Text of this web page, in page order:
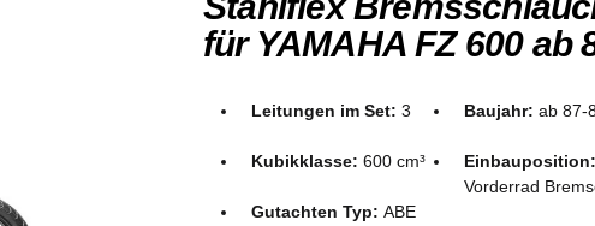
für YAMAHA FZ 600 ab
Leitungen im Set: 3 Baujahr: ab 87-
Kubikklasse: 600 cm³
Einbauposition:
Vorderrad
Gutachten Typ: ABE